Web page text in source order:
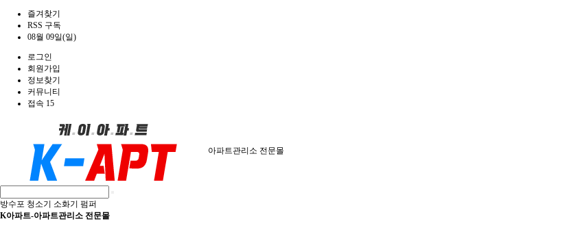
즐겨찾기
RSS 구독
08월 09일(일)
로그인
회원가입
정보찾기
커뮤니티
접속 15
아파트관리소 전문몰
방수포 청소기 소화기 펌퍼
K아파트-아파트관리소 전문몰